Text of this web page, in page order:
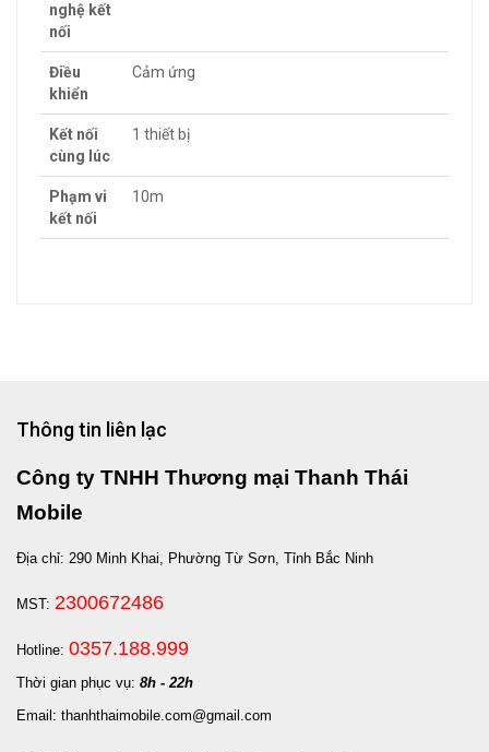
nghệ kết
nối
Điều
khiển
Cảm ứng
Kết nối
cùng lúc
1 thiết bị
Phạm vi
kết nối
10m
Thông tin liên lạc
Công ty TNHH Thương mại Thanh Thái
Mobile
Địa chỉ: 290 Minh Khai, Phường Từ Sơn, Tỉnh Bắc Ninh
MST: 2300672486
Hotline: 0357.188.999
Thời gian phục vụ: 8h - 22h
Email: thanhthaimobile.com@gmail.com